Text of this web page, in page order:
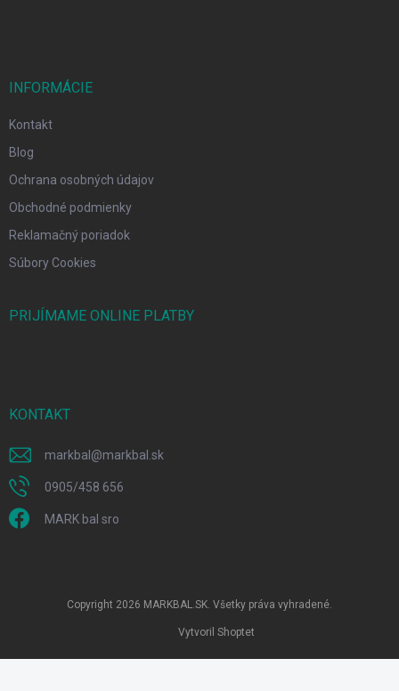
INFORMÁCIE
Kontakt
Blog
Ochrana osobných údajov
Obchodné podmienky
Reklamačný poriadok
Súbory Cookies
PRIJÍMAME ONLINE PLATBY
KONTAKT
markbal @markbal.sk
0905/458 656
MARK bal sro
Vytvoril Shoptet
Copyright 2026 MARKBAL.SK . Všetky práva vyhradené.